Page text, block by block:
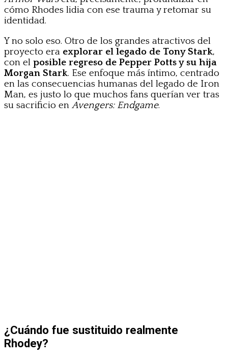
cómo Rhodes lidia con ese trauma y retomar su
identidad.
Y no solo eso. Otro de los grandes atractivos del
proyecto era explorar el legado de Tony Stark,
con el posible regreso de Pepper Potts y su hija
Morgan Stark. Ese enfoque más íntimo, centrado
en las consecuencias humanas del legado de Iron
Man, es justo lo que muchos fans querían ver tras
su sacrificio enAvengers: Endgame.
¿Cuándo fue sustituido realmente
Rhodey?